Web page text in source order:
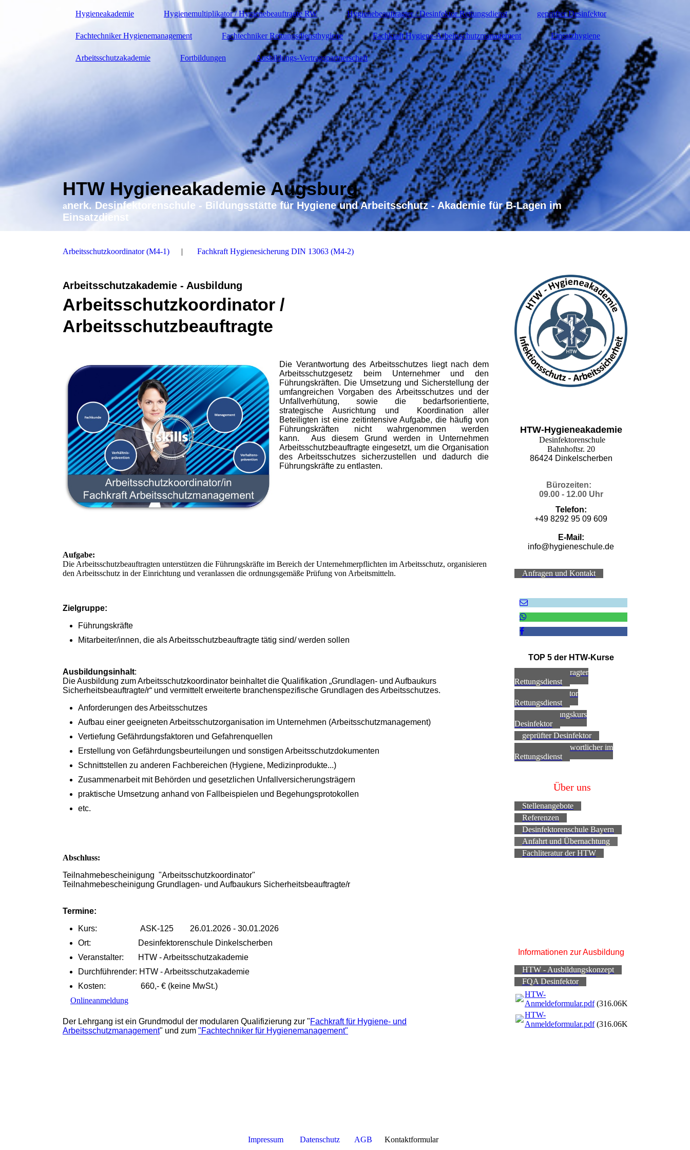
Hygieneakademie Hygienemultiplikator / Hygienebeauftragte RW Hygienebeauftragter / Desinfektor Rettungsdienst geprüfter Desinfektor
Fachtechniker Hygienemanagement Fachtechniker Rettungsdiensthygiene Fachkraft Hygiene-Arbeitsschutzmanagement Einsatzhygiene
Arbeitsschutzakademie Fortbildungen Ausbildungs-Vertragspartnerschaft
HTW Hygieneakademie Augsburg
anerk. Desinfektorenschule - Bildungsstätte für Hygiene und Arbeitsschutz - Akademie für B-Lagen im
Einsatzdienst
Arbeitsschutzkoordinator (M4-1) Fachkraft Hygienesicherung DIN 13063 (M4-2)
Arbeitsschutzakademie - Ausbildung
Arbeitsschutzkoordinator /
Arbeitsschutzbeauftragte
Die Verantwortung des Arbeitsschutzes liegt nach dem
Arbeitsschutzgesetz beim Unternehmer und den
Führungskräften. Die Umsetzung und Sicherstellung der
umfangreichen Vorgaben des Arbeitsschutzes und der
Unfallverhütung, sowie die bedarfsorientierte,
strategische Ausrichtung und Koordination aller
Beteiligten ist eine zeitintensive Aufgabe, die häufig von
Führungskräften nicht wahrgenommen werden
kann. Aus diesem Grund werden in Unternehmen
Arbeitsschutzbeauftragte eingesetzt, um die Organisation
des Arbeitsschutzes sicherzustellen und dadurch die
Führungskräfte zu entlasten.
Aufgabe:
Die Arbeitsschutzbeauftragten unterstützen die Führungskräfte im Bereich der Unternehmerpflichten im Arbeitsschutz, organisieren
den Arbeitsschutz in der Einrichtung und veranlassen die ordnungsgemäße Prüfung von Arbeitsmitteln.
Zielgruppe:
Führungskräfte
Mitarbeiter/innen, die als Arbeitsschutzbeauftragte tätig sind/ werden sollen
Ausbildungsinhalt:
Die Ausbildung zum Arbeitsschutzkoordinator beinhaltet die Qualifikation „Grundlagen- und Aufbaukurs
Sicherheitsbeauftragte/r“ und vermittelt erweiterte branchenspezifische Grundlagen des Arbeitsschutzes.
Anforderungen des Arbeitsschutzes
Aufbau einer geeigneten Arbeitsschutzorganisation im Unternehmen (Arbeitsschutzmanagement)
Vertiefung Gefährdungsfaktoren und Gefahrenquellen
Erstellung von Gefährdungsbeurteilungen und sonstigen Arbeitsschutzdokumenten
Schnittstellen zu anderen Fachbereichen (Hygiene, Medizinprodukte...)
Zusammenarbeit mit Behörden und gesetzlichen Unfallversicherungsträgern
praktische Umsetzung anhand von Fallbeispielen und Begehungsprotokollen
etc.
Abschluss:
Teilnahmebescheinigung "Arbeitsschutzkoordinator"
Teilnahmebescheinigung Grundlagen- und Aufbaukurs Sicherheitsbeauftragte/r
Termine:
Kurs: ASK-125 26.01.2026 - 30.01.2026
Ort: Desinfektorenschule Dinkelscherben
Veranstalter: HTW - Arbeitsschutzakademie
Durchführender: HTW - Arbeitsschutzakademie
Kosten: 660,- € (keine MwSt.)
Onlineanmeldung
Der Lehrgang ist ein Grundmodul der modularen Qualifizierung zur "Fachkraft für Hygiene- und
Arbeitsschutzmanagement" und zum "Fachtechniker für Hygienemanagement"
HTW-Hygieneakademie
Desinfektorenschule
Bahnhoftsr. 20
86424 Dinkelscherben
Bürozeiten:
09.00 - 12.00 Uhr
Telefon:
+49 8292 95 09 609
E-Mail:
info@hygieneschule.de
Anfragen und Kontakt
TOP 5 der HTW-Kurse
Hygienebeauftragter
Rettungsdienst
gepr. Desinfektor
Rettungsdienst
Aktualisierungskurs
Desinfektor
geprüfter Desinfektor
Hygieneverantwortlicher im
Rettungsdienst
Über uns
Stellenangebote
Referenzen
Desinfektorenschule Bayern
Anfahrt und Übernachtung
Fachliteratur der HTW
Informationen zur Ausbildung
HTW - Ausbildungskonzept
FQA Desinfektor
HTW-
Anmeldeformular.pdf(316.06KB)
HTW-
Anmeldeformular.pdf(316.06KB)
Impressum Datenschutz AGB Kontaktformular